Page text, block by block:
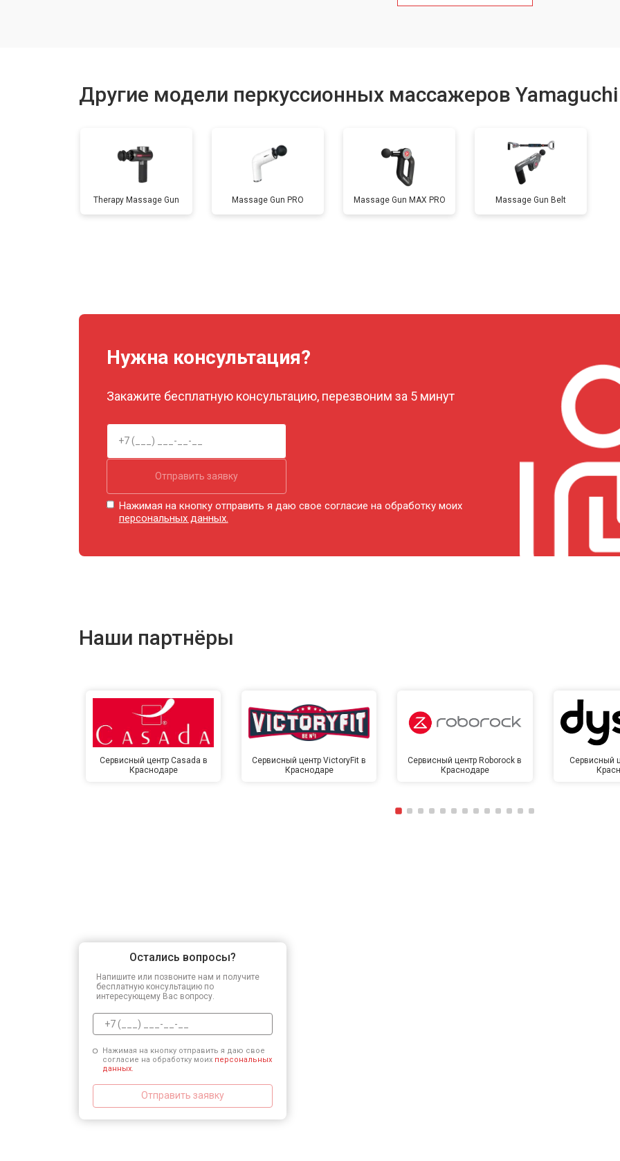
Другие модели перкуссионных массажеров Yamaguchi
Therapy Massage Gun Massage Gun PRO Massage Gun MAX PRO Massage Gun Belt
Нужна консультация?
Закажите бесплатную консультацию, перезвоним за 5 минут
Отправить заявку
Нажимая на кнопку отправить я даю свое согласие на обработку моих
персональных данных.
Наши партнёры
Сервисный центр Casada в
Краснодаре
Сервисный центр VictoryFit в
Краснодаре
Сервисный центр Roborock в
Краснодаре
Сервисный
Остались вопросы?
Напишите или позвоните нам и получите
бесплатную консультацию по
интересующему Вас вопросу.
Нажимая на кнопку отправить я даю свое
согласие на обработку моих персональных
данных.
Отправить заявку